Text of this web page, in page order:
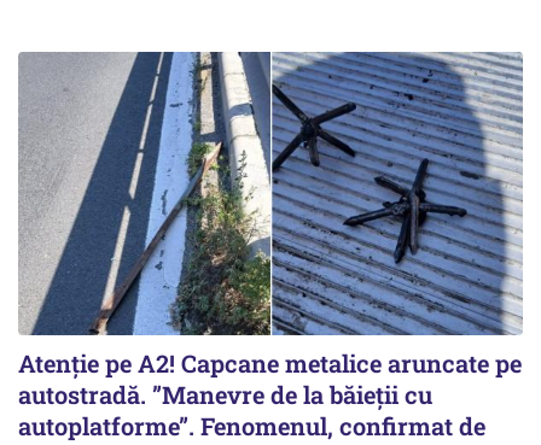
Atenție pe A2! Capcane metalice aruncate pe
autostradă. ”Manevre de la băieții cu
autoplatforme”. Fenomenul, confirmat de